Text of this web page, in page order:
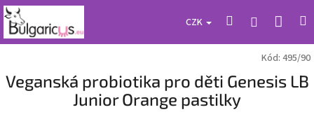
Přejít
na
obsah
CZK Hledat Přihlášení
Kód: 495/90
Veganská probiotika pro děti Genesis LB
Junior Orange pastilky